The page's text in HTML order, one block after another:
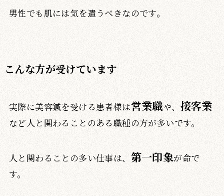
男性でも肌には気を遣うべきなのです。
こんな方が受けています
実際に美容鍼を受ける患者様は営業職や、 接客業
など人と関わることのある職種の方が多いです。
人と関わることの多い仕事は、 第一印象が命で
す。